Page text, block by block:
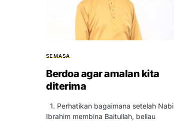
SEMASA
Berdoa agar amalan kita
diterima
1. Perhatikan bagaimana setelah Nabi
Ibrahim membina Baitullah, beliau